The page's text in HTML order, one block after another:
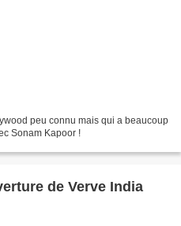
peu connu mais qui a beaucoup
Sonam Kapoor !
de Verve India